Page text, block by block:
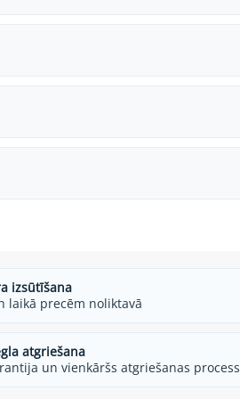
izsūtīšana
laikā precēm noliktavā
atgriešana
un vienkāršs atgriešanas process